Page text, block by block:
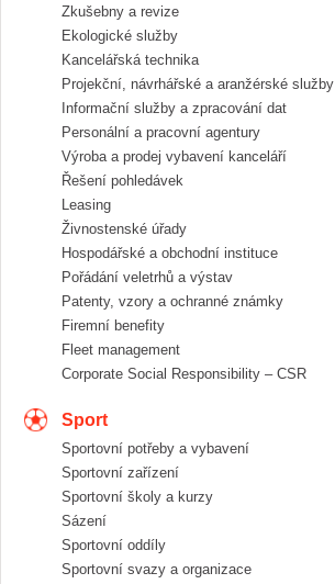
Zkušebny a revize
Ekologické služby
Kancelářská technika
Projekční, návrhářské a aranžérské služby
Informační služby a zpracování dat
Personální a pracovní agentury
Výroba a prodej vybavení kanceláří
Řešení pohledávek
Leasing
Živnostenské úřady
Hospodářské a obchodní instituce
Pořádání veletrhů a výstav
Patenty, vzory a ochranné známky
Firemní benefity
Fleet management
Corporate Social Responsibility – CSR
Sport
Sportovní potřeby a vybavení
Sportovní zařízení
Sportovní školy a kurzy
Sázení
Sportovní oddíly
Sportovní svazy a organizace